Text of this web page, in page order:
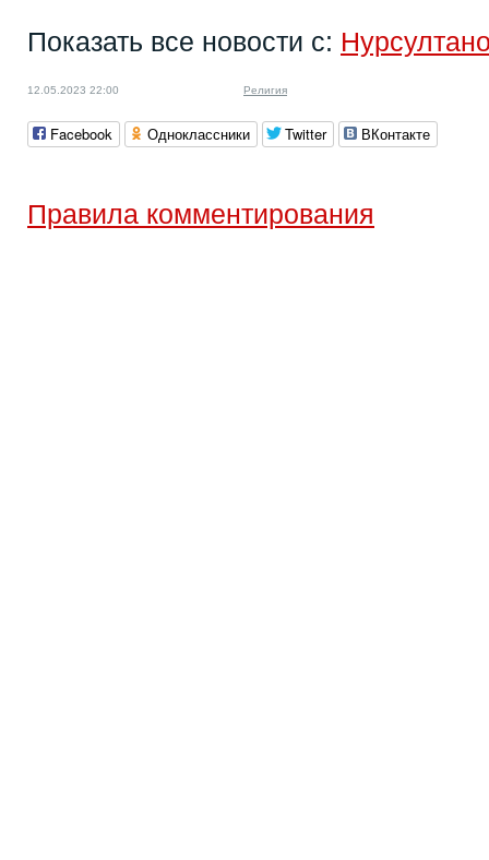
Показать все новости с:
12.05.2023 22:00 Религия
Facebook Одноклассники Twitter ВКонтакте
Правила комментирования